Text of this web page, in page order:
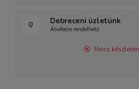
Debreceni üzletünk
Átvételre rendelhető
Nincs készleten